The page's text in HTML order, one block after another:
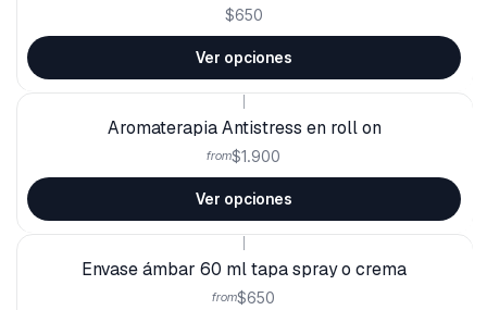
$650
Ver opciones
Aromaterapia Antistress en roll on
from$1.900
Ver opciones
Envase ámbar 60 ml tapa spray o crema
from$650